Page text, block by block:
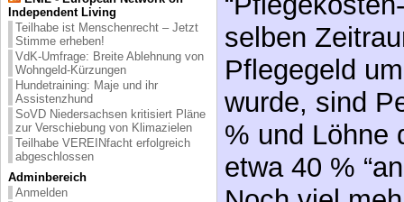
Independent Living
Teilhabe ist Menschenrecht – Jetzt
Stimme erheben!
VdK-Umfrage: Breite Ablehnung von
Wohngeld-Kürzungen
Hundetraining: Maje und ihr
Assistenzhund
SoVD Niedersachsen kritisiert Pläne
zur Verschiebung von Klimazielen
Teilhabe VEREINfacht erfolgreich
abgeschlossen
Adminbereich
Anmelden
selben
Pflegegeld
wurde, sind
% und Löhne
etwa 40 %